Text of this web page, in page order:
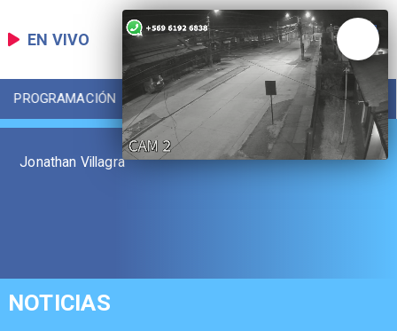
EN VIVO
PROGRAMACIÓN LOCAL DEPORTES
Jonathan Villagra
NOTICIAS